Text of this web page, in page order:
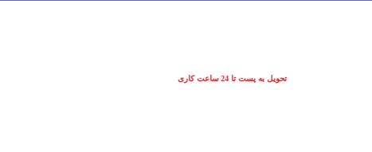
تحویل به پست تا 24 ساعت کاری